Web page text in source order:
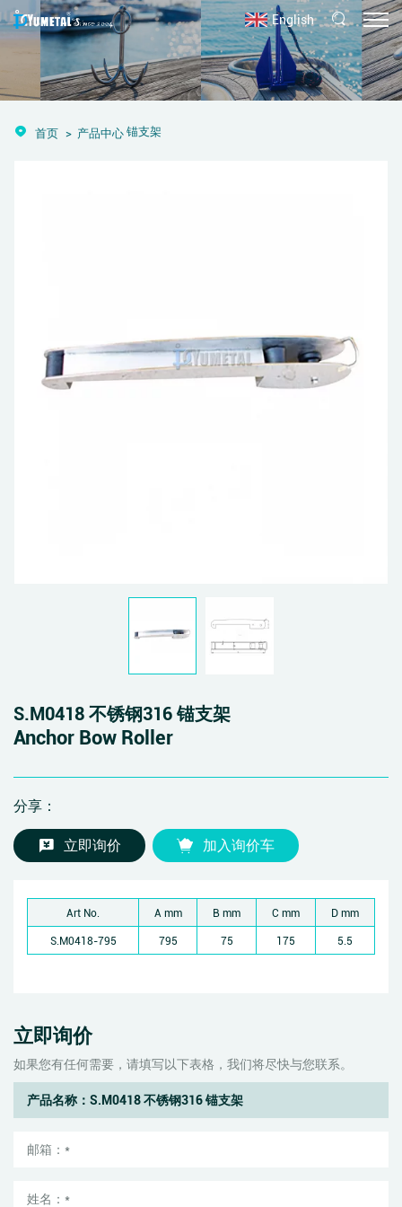
English
首页 产品中心锚支架
S.M0418 不锈钢316 锚支架
Anchor Bow Roller
分享：
立即询价 加入询价车
Art No. A mm B mm C mm
D mm
S.M0418-795
795 75 175 5.5
立即询价
如果您有任何需要，请填写以下表格，我们将尽快与您联系。